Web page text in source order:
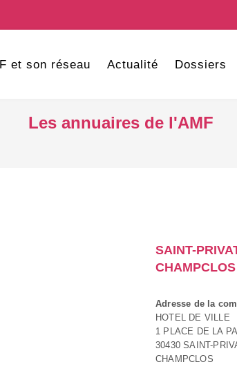
et son réseau Actualité Dossiers
Les annuaires de l'AMF
SAINT-
CHAMPCLOS
Adresse de la
HOTEL DE VILLE
1 PLACE DE LA
30430 SAINT-
CHAMPCLOS